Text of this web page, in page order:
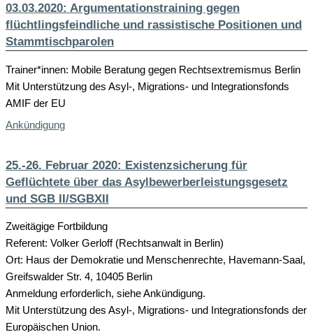
03.03.2020: Argumentationstraining gegen
flüchtlingsfeindliche und rassistische Positionen und
Stammtischparolen
Trainer*innen: Mobile Beratung gegen Rechtsextremismus Berlin
Mit Unterstützung des Asyl-, Migrations- und Integrationsfonds
AMIF der EU
Ankündigung
25.-26. Februar 2020: Existenzsicherung für
Geflüchtete über das Asylbewerberleistungsgesetz
und SGB II/SGBXII
Zweitägige Fortbildung
Referent: Volker Gerloff (Rechtsanwalt in Berlin)
Ort: Haus der Demokratie und Menschenrechte, Havemann-Saal,
Greifswalder Str. 4, 10405 Berlin
Anmeldung erforderlich, siehe Ankündigung.
Mit Unterstützung des Asyl-, Migrations- und Integrationsfonds der
Europäischen Union.